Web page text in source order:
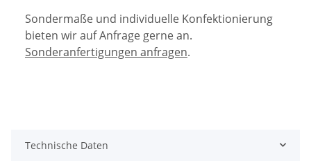
Sondermaße und individuelle Konfektionierung
bieten wir auf Anfrage gerne an.
Sonderanfertigungen anfragen.
Technische Daten